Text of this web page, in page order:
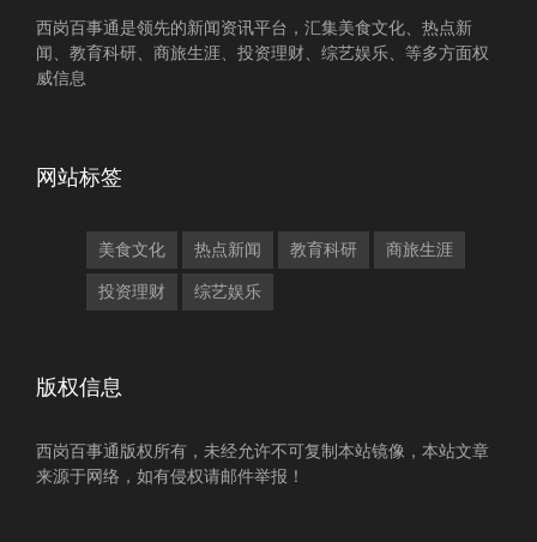
西岗百事通是领先的新闻资讯平台，汇集美食文化、热点新
闻、教育科研、商旅生涯、投资理财、综艺娱乐、等多方面权
威信息
网站标签
美食文化 热点新闻 教育科研 商旅生涯
投资理财 综艺娱乐
版权信息
西岗百事通版权所有，未经允许不可复制本站镜像，本站文章
来源于网络，如有侵权请邮件举报！